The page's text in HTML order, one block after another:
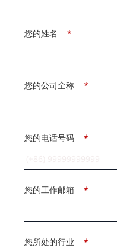
*
您的姓名
*
您的公司全称
*
您的电话号码
*
您的工作邮箱
*
您所处的行业